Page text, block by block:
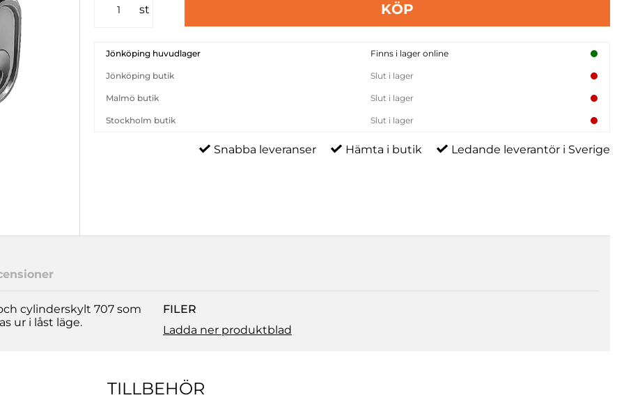
st KÖP
Jönköping huvudlager Finns i lager online
Jönköping butik Slut i lager
Malmö butik Slut i lager
Stockholm butik Slut i lager
Snabba leveranser Hämta i butik Ledande leverantör i Sverige
cylinderskylt 707 som
ur i låst läge.
FILER
Ladda ner produktblad
TILLBEHÖR